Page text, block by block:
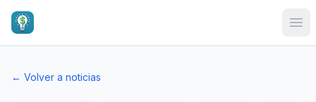
← Volver a noticias